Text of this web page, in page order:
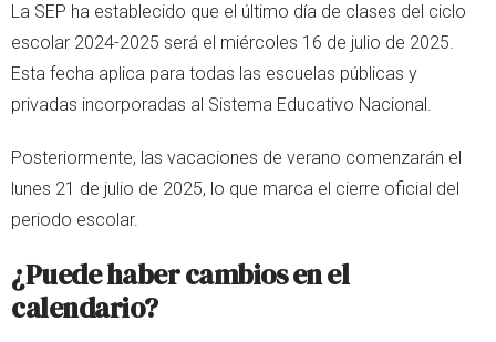
La SEP ha establecido que el último día de clases del ciclo
escolar 2024-2025 será el miércoles 16 de julio de 2025.
Esta fecha aplica para todas las escuelas públicas y
privadas incorporadas al Sistema Educativo Nacional.
Posteriormente, las vacaciones de verano comenzarán el
lunes 21 de julio de 2025, lo que marca el cierre oficial del
periodo escolar.
¿Puede haber cambios en el
calendario?